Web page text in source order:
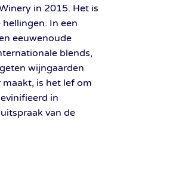
in 2015. Het is
In een
eeuwenoude
blends,
wijngaarden
is het lef om
in
van de